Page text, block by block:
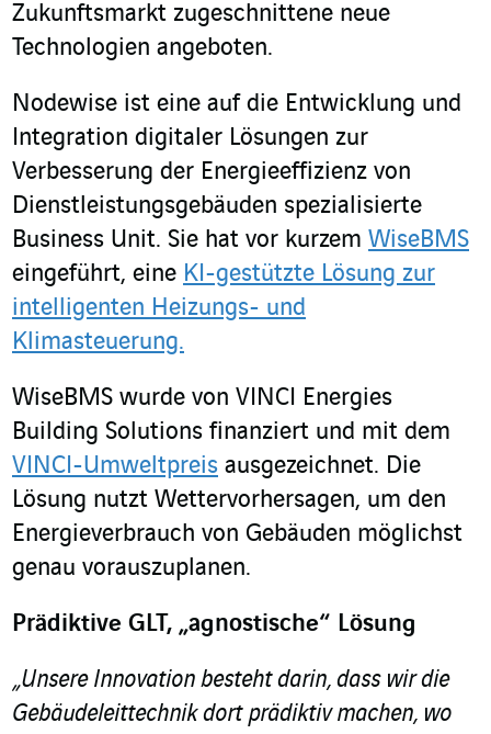
Zukunftsmarkt zugeschnittene neue
Technologien angeboten.
Nodewise ist eine auf die Entwicklung und
Integration digitaler Lösungen zur
Verbesserung der Energieeffizienz von
Dienstleistungsgebäuden spezialisierte
Business Unit. Sie hat vor kurzem WiseBMS
eingeführt, eine KI-gestützte Lösung zur
intelligenten Heizungs- und
Klimasteuerung.
WiseBMS wurde von VINCI Energies
Building Solutions finanziert und mit dem
VINCI-Umweltpreis ausgezeichnet. Die
Lösung nutzt Wettervorhersagen, um den
Energieverbrauch von Gebäuden möglichst
genau vorauszuplanen.
Prädiktive GLT, „agnostische“ Lösung
„Unsere Innovation besteht darin, dass wir die
Gebäudeleittechnik dort prädiktiv machen, wo